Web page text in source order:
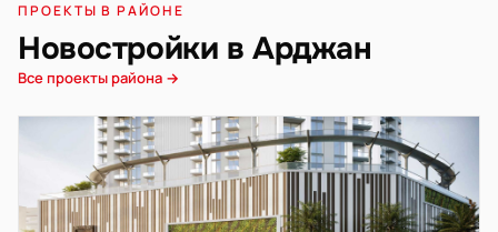
ПРОЕКТЫ В РАЙОНЕ
Новостройки в Арджан
Все проекты района →